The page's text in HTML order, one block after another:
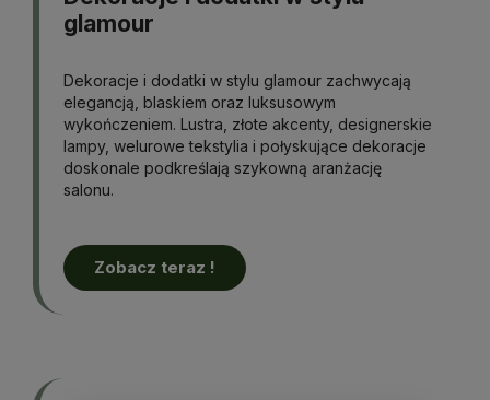
glamour
Dekoracje i dodatki w stylu glamour zachwycają
elegancją, blaskiem oraz luksusowym
wykończeniem. Lustra, złote akcenty, designerskie
lampy, welurowe tekstylia i połyskujące dekoracje
doskonale podkreślają szykowną aranżację
salonu.
Zobacz teraz !